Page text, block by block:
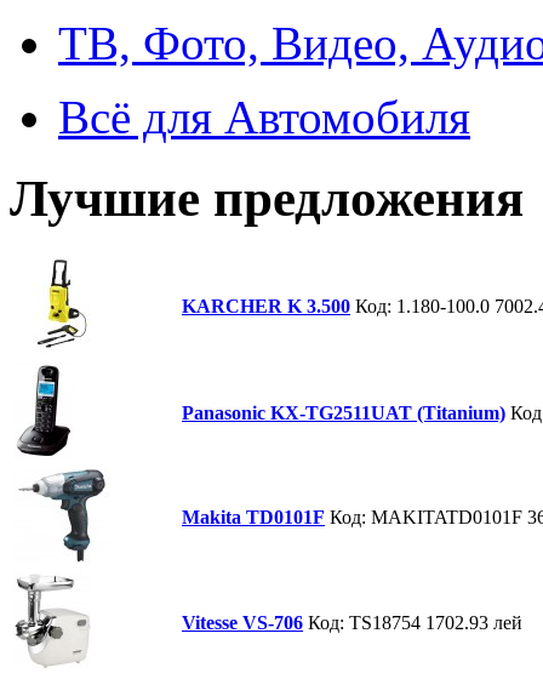
ТВ, Фото, Видео,
Всё для Автомобиля
Лучшие предложения
KARCHER K 3.500 Код: 1.180-100.0
Panasonic KX-TG2511UAT (Titanium)
Makita TD0101F Код: MAKITATD0101F
Vitesse VS-706 Код: TS18754 1702.93 лей